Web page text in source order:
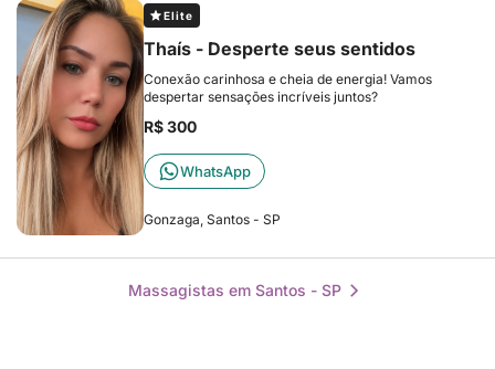
Elite
Thaís - Desperte seus sentidos
Conexão carinhosa e cheia de energia! Vamos
despertar sensações incríveis juntos?
R$ 300
WhatsApp
Gonzaga, Santos - SP
Massagistas em Santos - SP